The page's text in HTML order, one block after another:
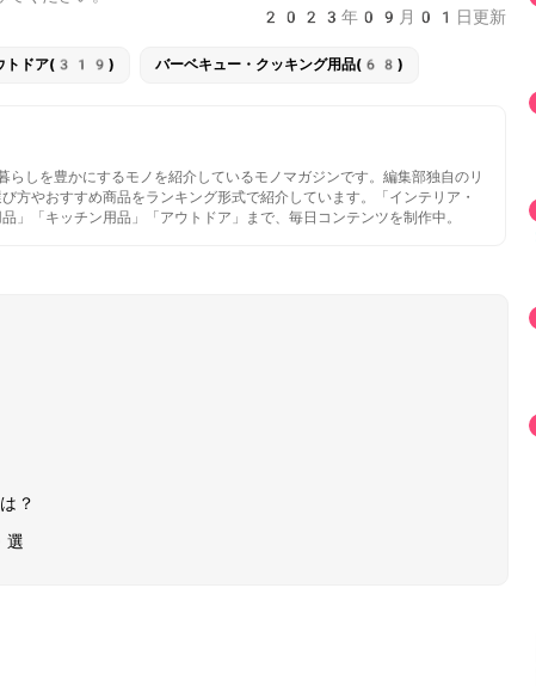
2023年09月01日更新
ウトドア(319) バーベキュー・クッキング用品(68)
しを豊かにするモノを紹介しているモノマガジンです。編集部独自のリ
方やおすすめ商品をランキング形式で紹介しています。「インテリア・
」「キッチン用品」「アウトドア」まで、毎日コンテンツを制作中。
？
選